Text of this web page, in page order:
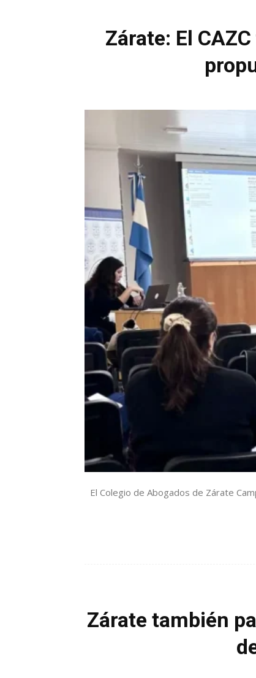
Zárate: El
El Colegio de Abogados de Zárate
Zárate también